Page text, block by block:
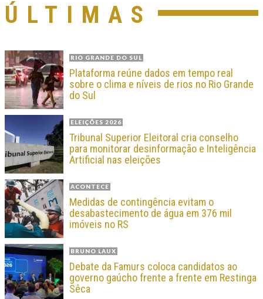
ÚLTIMAS
RIO GRANDE DO SUL
Plataforma reúne dados em tempo real
sobre o clima e níveis de rios no Rio Grande
do Sul
ELEIÇÕES 2026
Tribunal Superior Eleitoral cria conselho
para monitorar desinformação e Inteligência
Artificial nas eleições
ACONTECE
Medidas de contingência evitam o
desabastecimento de água em 376 mil
imóveis no RS
BRUNO LAUX
Debate da Famurs coloca candidatos ao
governo gaúcho frente a frente em Restinga
Sêca